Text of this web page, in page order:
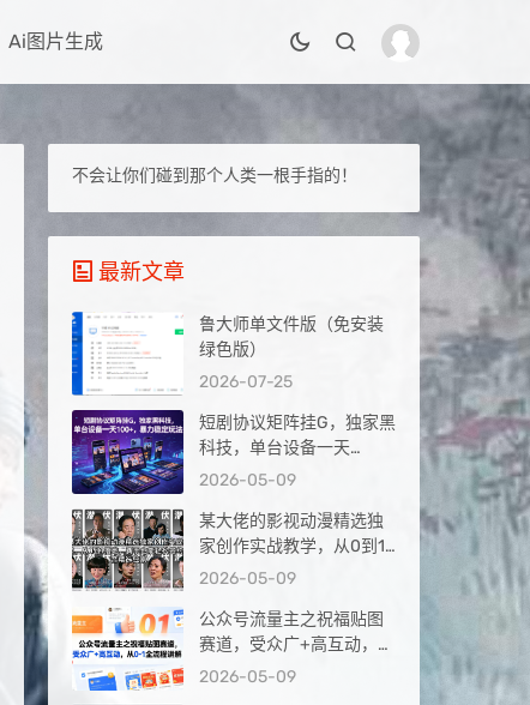
Ai图片生成
不会让你们碰到那个人类一根手指的！
最新文章
鲁大师单文件版（免安装
绿色版）
2026-07-25
短剧协议矩阵挂G，独家黑
科技，单台设备一天
100+，暴力稳定玩法【揭
2026-05-09
某大佬的影视动漫精选独
家创作实战教学，从0到1
落地，新手也能轻松签约
2026-05-09
公众号流量主之祝福贴图
赛道，受众广+高互动，从
0-1全流程讲解
2026-05-09